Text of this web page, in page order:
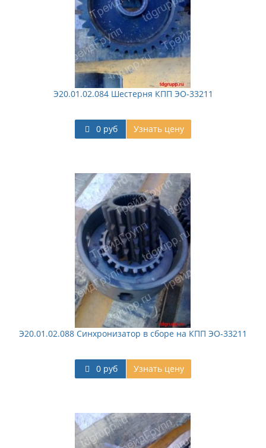
Э20.01.02.084 Шестерня КПП ЭО-33211
0 руб Узнать цену
Э20.01.02.088 Синхронизатор в сборе на КПП ЭО-33211
0 руб Узнать цену